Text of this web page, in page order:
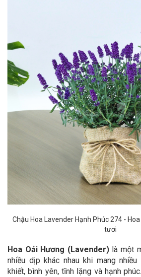
Chậu Hoa Lavender Hạnh Phúc 274 -
tươi
Hoa Oải Hương (Lavender) là một
nhiều dịp khác nhau khi mang
khiết, bình yên, tĩnh lặng và hạnh